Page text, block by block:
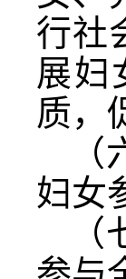
行社
展妇
质，
妇女